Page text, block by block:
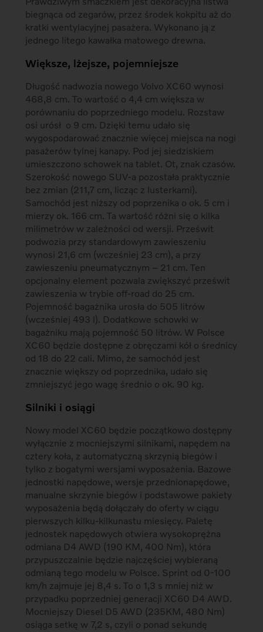
biegnąca od zegarów, przez środek kokpitu aż do
kratki wentylacyjnej pasażera. Wykonano ją z
jednego litego kawałka matowego drewna.
Większe, lżejsze, pojemniejsze
Długość nadwozia nowego Volvo XC60 wynosi
468,8 cm. To wartość o 4,4 cm większa w
porównaniu do poprzedniego modelu. Rozstaw
osi urósł o 9 cm. Dzięki temu udało się
wygospodarować znacznie więcej miejsca na nogi
pasażerów tylnej kanapy. Pod jej siedziskiem
umieszczono schowek na tablet. Ot, znak czasów.
Szerokość nowego SUV-a pozostała praktycznie
bez zmian (211,7 cm, licząc z lusterkami).
Samochód jest niższy od poprzenika o ok. 5 cm i
mierzy ok. 166 cm. Ta wartość różni się o kilka
milimetrów w zależności od wersji. Prześwit
podwozia przy standardowym zawieszeniu
wynosi 21,6 cm (wcześniej 23 cm), a przy
zawieszeniu pneumatycznym – 21 cm. Ten
opcjonalny element pozwala zwiększyć prześwit
zawieszenia w trybie off-road do 25 cm.
Pojemność bagażnika urosła do 505 litrów
(wcześniej 493 l). Dodatkowe schowki w
bagażniku mają pojemność 50 litrów. W Polsce
XC60 będzie dostępne z obręczami kół o średnicy
od 18 do 22 cali. Mimo, że samochód jest
znacznie większy od poprzednika, udało się
zmniejszyć jego wagę średnio o ok. 90 kg.
Silniki i osiągi
Nowy model XC60 będzie początkowo dostępny
wyłącznie z mocniejszymi silnikami, napędem na
cztery koła, z automatyczną skrzynią biegów i
tylko z bogatymi wersjami wyposażenia. Bazowe
jednostki napędowe, wersje przednionapędowe,
manualne skrzynie biegów i podstawowe pakiety
wyposażenia będą dołączały do oferty w ciągu
pierwszych kilku-kilkunastu miesięcy. Paletę
jednostek napędowych otwiera wysokoprężna
odmiana D4 AWD (190 KM, 400 Nm), która
przypuszczalnie będzie najczęściej wybieraną
odmianą tego modelu w Polsce. Sprint od 0-100
km/h zajmuje jej 8,4 s. To o 1,3 s mniej niż w
przypadku poprzedniej generacji XC60 D4 AWD.
Mocniejszy Diesel D5 AWD (235KM, 480 Nm)
osiąga setkę w 7,2 s, czyli o ponad sekundę